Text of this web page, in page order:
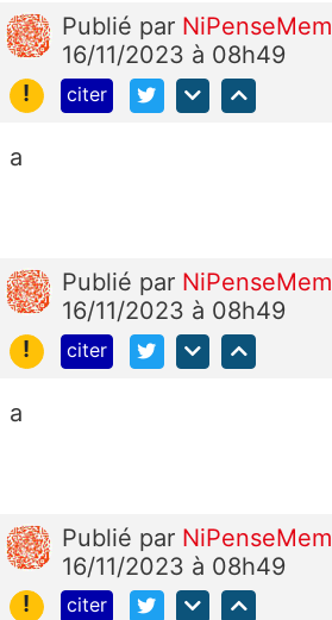
Publié par
16/11/2023 à 08h49
!
citer
a
Publié par
16/11/2023 à 08h49
!
citer
a
Publié par
16/11/2023 à 08h49
!
citer